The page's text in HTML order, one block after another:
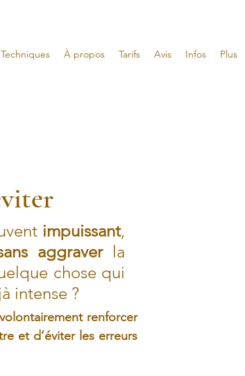
Techniques À propos Tarifs Avis Infos Plus
impuissant
aggraver la
chose qui
intense ?
renforcer
et d’éviter les erreurs